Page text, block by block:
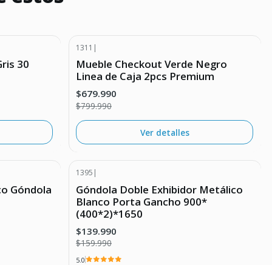
30
Agotado
1311 |
Mueble Checkout Verde Negro
Linea de Caja 2pcs Premium
$679.990
$799.990
Ver detalles
Góndola
1395 |
Góndola Doble Exhibidor Metálico
Blanco Porta Gancho 900*
(400*2)*1650
$139.990
$159.990
5.0